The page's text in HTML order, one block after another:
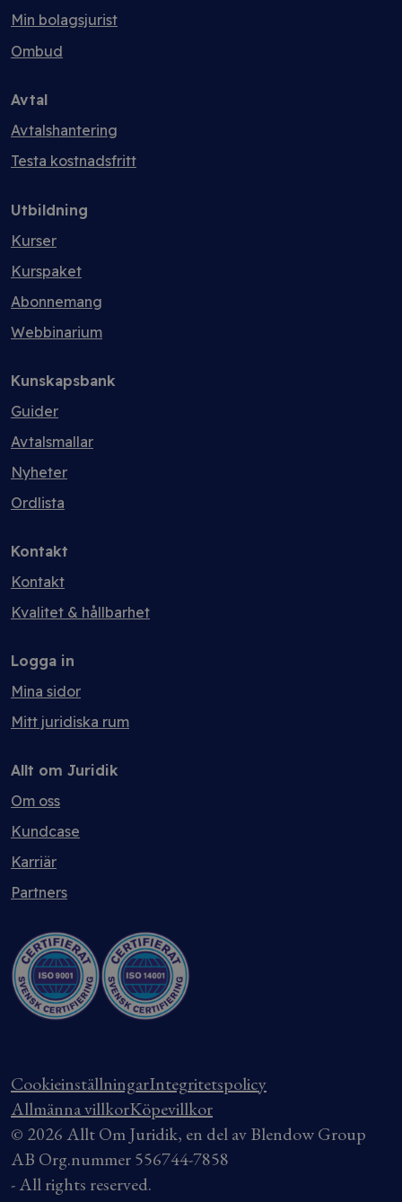
Min bolagsjurist
Ombud
Avtal
Avtalshantering
Testa kostnadsfritt
Utbildning
Kurser
Kurspaket
Abonnemang
Webbinarium
Kunskapsbank
Guider
Avtalsmallar
Nyheter
Ordlista
Kontakt
Kontakt
Kvalitet & hållbarhet
Logga in
Mina sidor
Mitt juridiska rum
Allt om Juridik
Om oss
Kundcase
Karriär
Partners
CookieinställningarIntegritetspolicy
Allmänna villkorKöpevillkor
© 2026 Allt Om Juridik, en del av Blendow Group
AB Org.nummer 556744-7858
- All rights reserved.